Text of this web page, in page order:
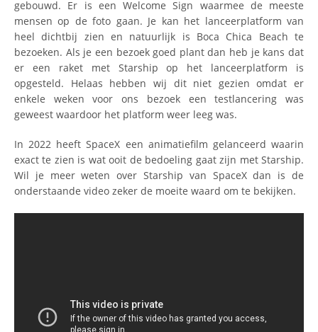
gebouwd. Er is een Welcome Sign waarmee de meeste
mensen op de foto gaan. Je kan het lanceerplatform van
heel dichtbij zien en natuurlijk is Boca Chica Beach te
bezoeken. Als je een bezoek goed plant dan heb je kans dat
er een raket met Starship op het lanceerplatform is
opgesteld. Helaas hebben wij dit niet gezien omdat er
enkele weken voor ons bezoek een testlancering was
geweest waardoor het platform weer leeg was.
In 2022 heeft SpaceX een animatiefilm gelanceerd waarin
exact te zien is wat ooit de bedoeling gaat zijn met Starship.
Wil je meer weten over Starship van SpaceX dan is de
onderstaande video zeker de moeite waard om te bekijken.